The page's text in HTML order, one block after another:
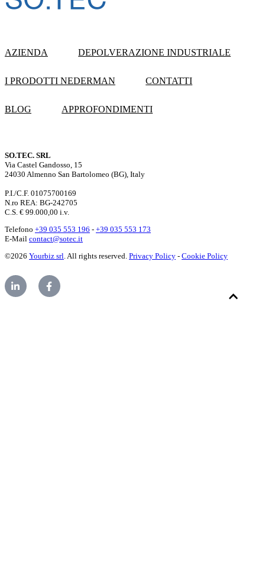
AZIENDA DEPOLVERAZIONE INDUSTRIALE
I PRODOTTI NEDERMAN CONTATTI
BLOG APPROFONDIMENTI
SO.TEC. SRL
Via Castel Gandosso, 15
24030 Almenno San Bartolomeo (BG), Italy
P.I./C.F. 01075700169
N.ro REA: BG-242705
C.S. € 99.000,00 i.v.
Telefono +39 035 553 196 - +39 035 553 173
E-Mail contact@sotec.it
©2026 Yourbiz srl. All rights reserved. Privacy Policy - Cookie Policy